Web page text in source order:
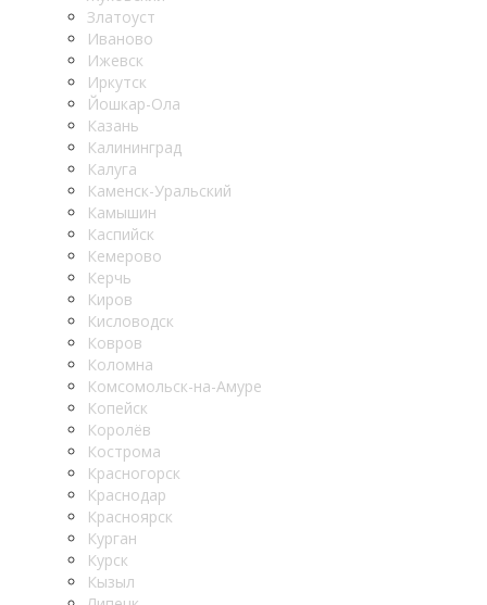
Златоуст
Иваново
Ижевск
Иркутск
Йошкар-Ола
Казань
Калининград
Калуга
Каменск-Уральский
Камышин
Каспийск
Кемерово
Керчь
Киров
Кисловодск
Ковров
Коломна
Комсомольск-на-Амуре
Копейск
Королёв
Кострома
Красногорск
Краснодар
Красноярск
Курган
Курск
Кызыл